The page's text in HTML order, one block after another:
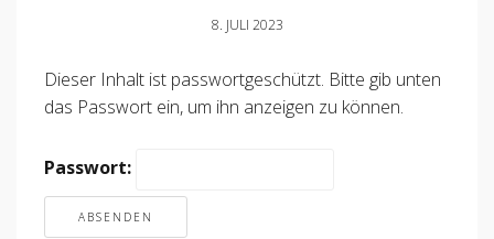
8. JULI 2023
Dieser Inhalt ist passwortgeschützt. Bitte gib unten
das Passwort ein, um ihn anzeigen zu können.
Passwort: